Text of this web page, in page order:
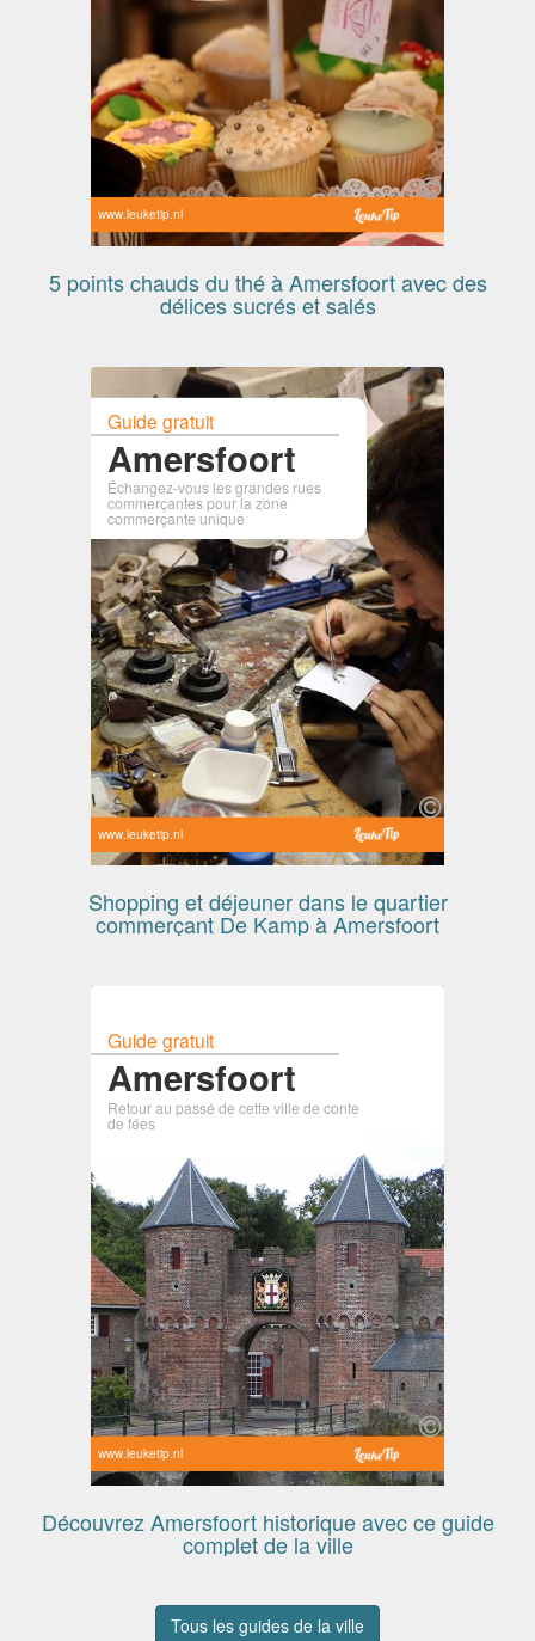
www.leuketip.nl
5 points chauds du thé à Amersfoort avec des
délices sucrés et salés
Guide gratuit
Amersfoort
Échangez-vous les grandes rues
commerçantes pour la zone
commerçante unique
www.leuketip.nl
Shopping et déjeuner dans le quartier
commerçant De Kamp à Amersfoort
Guide gratuit
Amersfoort
Retour au passé de cette ville de conte
de fées
www.leuketip.nl
Découvrez Amersfoort historique avec ce guide
complet de la ville
Tous les guides de la ville